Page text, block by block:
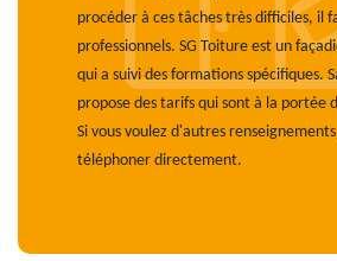
procéder à ces tâches très difficiles, il
professionnels. SG Toiture est un
qui a suivi des formations spécifiques.
propose des tarifs qui sont à la portée
Si vous voulez d'autres
téléphoner directement.